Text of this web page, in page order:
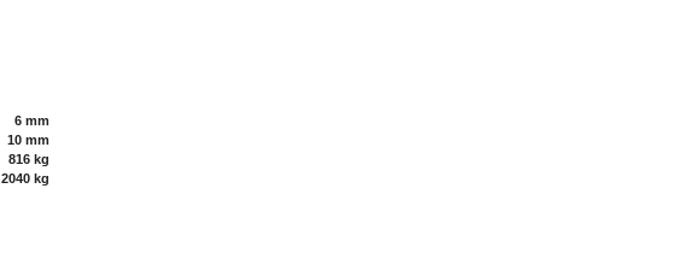
6 mm
10 mm
816 kg
2040 kg